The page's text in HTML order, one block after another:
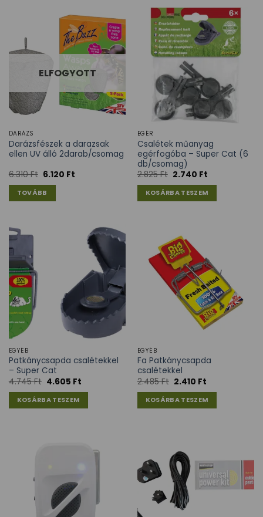
ELFOGYOTT
DARÁZS
Darázsfészek a darazsak
ellen UV álló 2darab/csomag
6.310Ft 6.120 Ft
TOVÁBB
EGÉR
Csalétek műanyag
egérfogóba – Super Cat (6
db/csomag)
2.825Ft 2.740 Ft
KOSÁRBA TESZEM
EGYÉB
Patkánycsapda csalétekkel
– Super Cat
4.745Ft 4.605 Ft
KOSÁRBA TESZEM
EGYÉB
Fa Patkánycsapda
csalétekkel
2.485Ft 2.410 Ft
KOSÁRBA TESZEM